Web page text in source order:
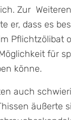
Zur
er, dass es
Pflichtzölibat
für
könne.
auch
äußerte